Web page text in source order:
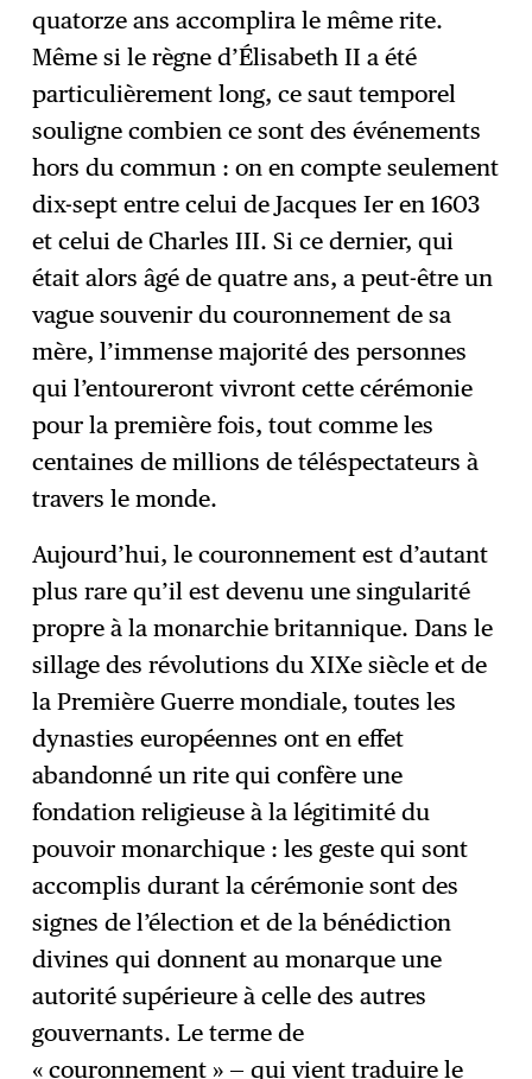
quatorze ans accomplira le même rite.
Même si le règne d’Élisabeth II a été
particulièrement long, ce saut temporel
souligne combien ce sont des événements
hors du commun : on en compte seulement
dix-sept entre celui de Jacques Ier en 1603
et celui de Charles III. Si ce dernier, qui
était alors âgé de quatre ans, a peut-être un
vague souvenir du couronnement de sa
mère, l’immense majorité des personnes
qui l’entoureront vivront cette cérémonie
pour la première fois, tout comme les
centaines de millions de téléspectateurs à
travers le monde.
Aujourd’hui, le couronnement est d’autant
plus rare qu’il est devenu une singularité
propre à la monarchie britannique. Dans le
sillage des révolutions du XIXe siècle et de
la Première Guerre mondiale, toutes les
dynasties européennes ont en effet
abandonné un rite qui confère une
fondation religieuse à la légitimité du
pouvoir monarchique : les geste qui sont
accomplis durant la cérémonie sont des
signes de l’élection et de la bénédiction
divines qui donnent au monarque une
autorité supérieure à celle des autres
gouvernants. Le terme de
« couronnement » — qui vient traduire le